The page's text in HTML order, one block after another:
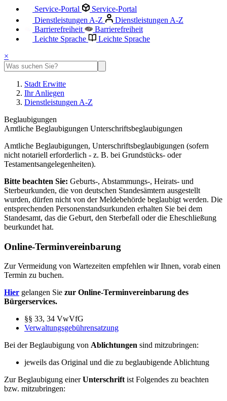
Service-Portal
Service-Portal
Dienstleistungen A-Z
Dienstleistungen A-Z
Barrierefreiheit
Barrierefreiheit
Leichte Sprache
Leichte Sprache
×
Stadt Erwitte
Ihr Anliegen
Dienstleistungen A-Z
Beglaubigungen
Amtliche Beglaubigungen Unterschriftsbeglaubigungen
Amtliche Beglaubigungen, Unterschriftsbeglaubigungen (sofern
nicht notariell erforderlich - z. B. bei Grundstücks- oder
Testamentsangelegenheiten).
Bitte beachten Sie: Geburts-, Abstammungs-, Heirats- und
Sterbeurkunden, die von deutschen Standesämtern ausgestellt
wurden, dürfen nicht von der Meldebehörde beglaubigt werden. Die
entsprechenden Personenstandsurkunden erhalten Sie bei dem
Standesamt, das die Geburt, den Sterbefall oder die Eheschließung
beurkundet hat.
Online-Terminvereinbarung
Zur Vermeidung von Wartezeiten empfehlen wir Ihnen, vorab einen
Termin zu buchen.
Hier gelangen Sie zur Online-Terminvereinbarung des
Bürgerservices.
§§ 33, 34 VwVfG
Verwaltungsgebührensatzung
Bei der Beglaubigung von Ablichtungen sind mitzubringen:
jeweils das Original und die zu beglaubigende Ablichtung
Zur Beglaubigung einerUnterschriftist Folgendes zu beachten
bzw. mitzubringen: